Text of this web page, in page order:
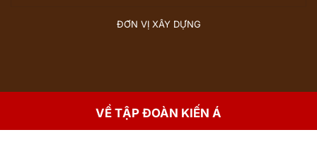
ĐƠN VỊ XÂY DỰNG
VỀ TẬP ĐOÀN KIẾN Á